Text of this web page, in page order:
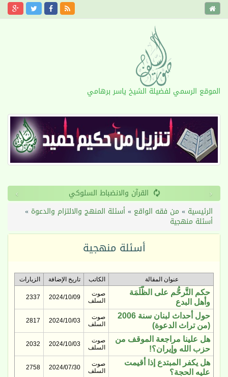
الموقع الرسمي لفضيلة الشيخ ياسر برهامي
القرآن والانضباط السلوكي ‹
›
الرئيسية » من فقه الواقع »أسئلة المنهج والالتزام والدعوة »
أسئلة منهجية
أسئلة منهجية
عنوان المقالة الكاتب تاريخ الإضافة الزيارات
حكم التَّرحُّم على الظَّلَمَة
وأهل البدع
صوت
السلف
2024/10/09
2337
حول أحداث لبنان سنة 2006
(من تراث الدعوة)
صوت
السلف
2024/10/03
2817
هل علينا مراجعة الموقف من
حزب الله وإيران؟!
صوت
السلف
2024/10/03
2032
هل يكفر المبتدع إذا أقيمت
عليه الحجة؟
صوت
السلف
2024/07/30
2758